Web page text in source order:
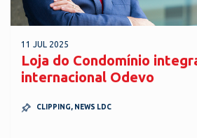
11 JUL 2025
Loja do Condomínio
internacional Odevo
CLIPPING, NEWS LDC